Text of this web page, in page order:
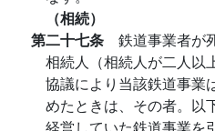
（相続）
第二十七条 鉄道事業者が
相続人（相続人が二人以
協議により当該鉄道事業
めたときは、その者。以